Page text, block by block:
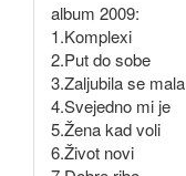
album 2009:
1.Komplexi
2.Put do sobe
3.Zaljubila se mala
4.Svejedno mi je
5.Žena kad voli
6.Život novi